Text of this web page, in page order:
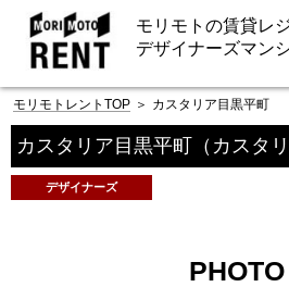
モリモトの賃貸レ
デザイナーズマン
モリモトレントTOP ＞ カスタリア目黒平町
カスタリア目黒平町 （カスタ
デザイナーズ